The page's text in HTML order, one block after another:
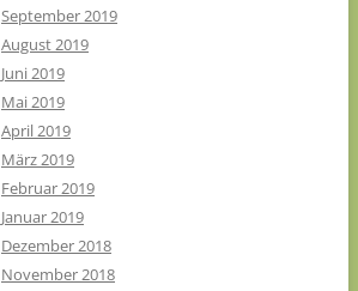
September 2019
August 2019
Juni 2019
Mai 2019
April 2019
März 2019
Februar 2019
Januar 2019
Dezember 2018
November 2018